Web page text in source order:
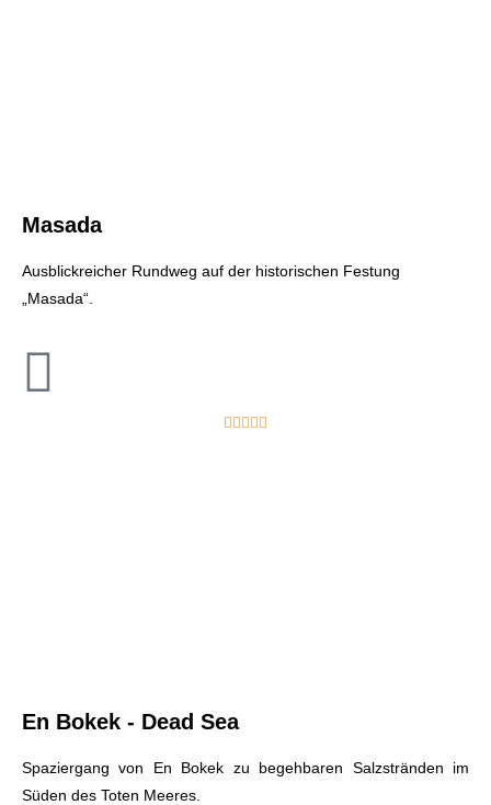
Masada
Ausblickreicher Rundweg auf der historischen Festung
„Masada“.
    
En Bokek - Dead Sea
Spaziergang von En Bokek zu begehbaren Salzstränden im
Süden des Toten Meeres.